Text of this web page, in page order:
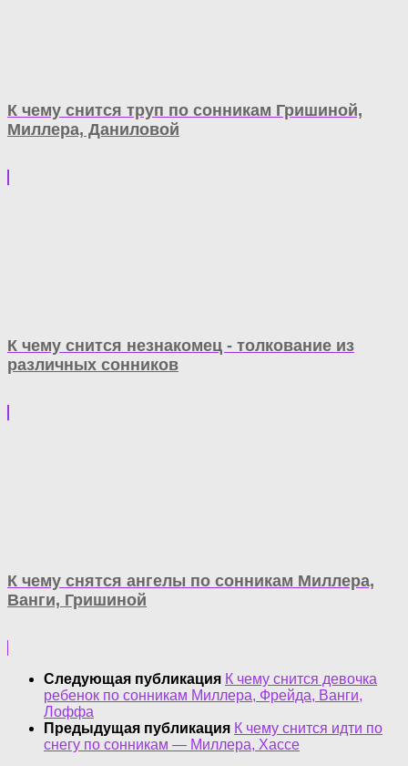
К чему снится труп по сонникам Гришиной,
Миллера, Даниловой
К чему снится незнакомец - толкование из
различных сонников
К чему снятся ангелы по сонникам Миллера,
Ванги, Гришиной
Следующая публикация К чему снится девочка
ребенок по сонникам Миллера, Фрейда, Ванги,
Лоффа
Предыдущая публикация К чему снится идти по
снегу по сонникам — Миллера, Хассе